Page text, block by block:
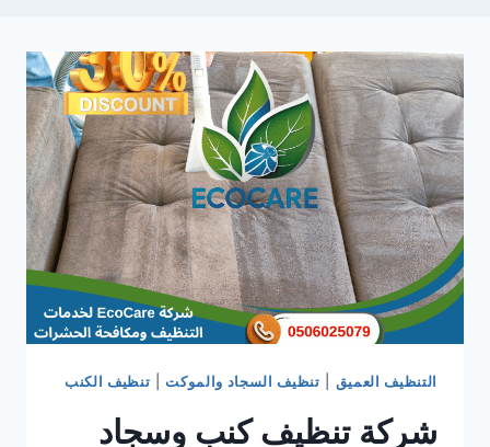
التنظيف العميق تنظيف السجاد والموكت| تنظيف الكنب
شركة تنظيف كنب وسجاد